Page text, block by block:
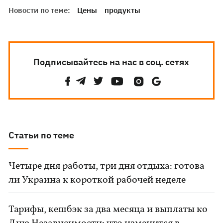
Новости по теме: Цены продукты
Подписывайтесь на нас в соц. сетях
Статьи по теме
Четыре дня работы, три дня отдыха: готова
ли Украина к короткой рабочей неделе
Тарифы, кешбэк за два месяца и выплаты ко